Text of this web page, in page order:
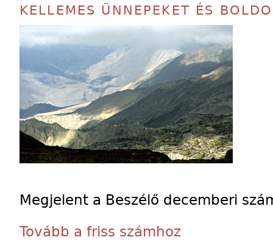
KELLEMES ÜNNEPEKET ÉS
Megjelent a Beszélő decemberi
Tovább a friss számhoz